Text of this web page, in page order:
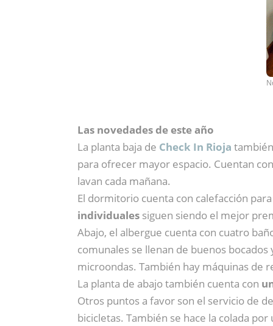
Las novedades de este año
La planta baja de Check In Rioja
para ofrecer mayor espacio. Cuentan
lavan cada mañana.
El dormitorio cuenta con calefacción
individuales siguen siendo el mejor
Abajo, el albergue cuenta con cuatro
comunales se llenan de buenos
microondas. También hay máquinas de
La planta de abajo también cuenta con
Otros puntos a favor son el servicio de
bicicletas. También se hace la colada